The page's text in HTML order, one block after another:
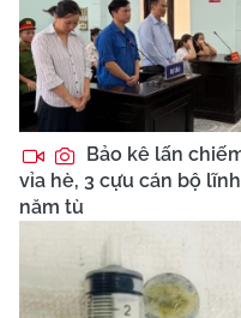
Bảo kê lấn
vỉa hè, 3 cựu cán bộ
năm tù